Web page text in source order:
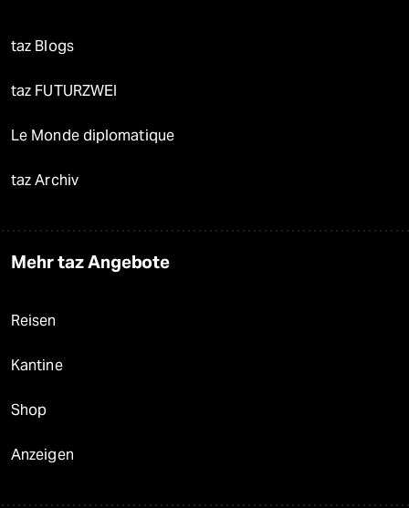
taz Blogs
taz FUTURZWEI
Le Monde diplomatique
taz Archiv
Mehr taz Angebote
Reisen
Kantine
Shop
Anzeigen